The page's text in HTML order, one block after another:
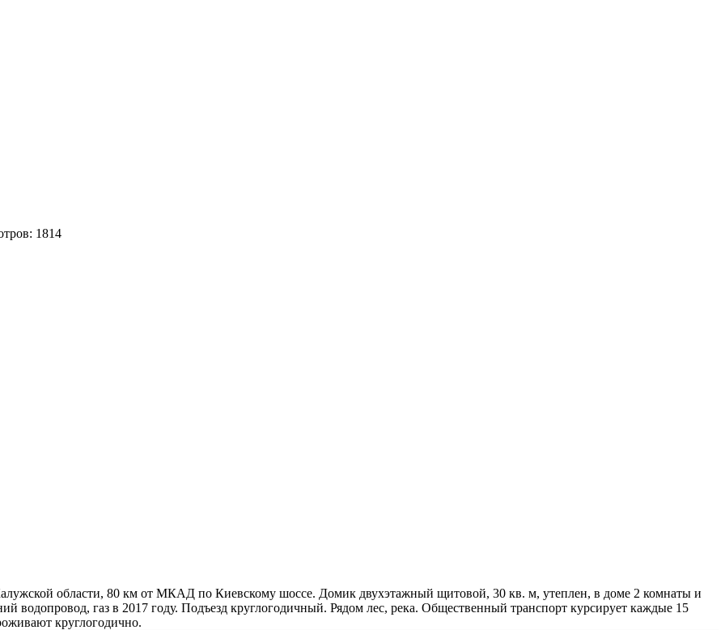
1814
области, 80 км от МКАД по Киевскому шоссе. Домик двухэтажный щитовой, 30 кв. м, утеплен, в доме 2 комнаты и
водопровод, газ в 2017 году. Подъезд круглогодичный. Рядом лес, река. Общественный транспорт курсирует каждые 15
круглогодично.